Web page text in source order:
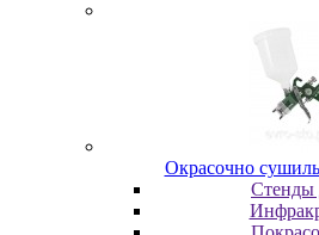
Oкpacoчнo
Cтeнды